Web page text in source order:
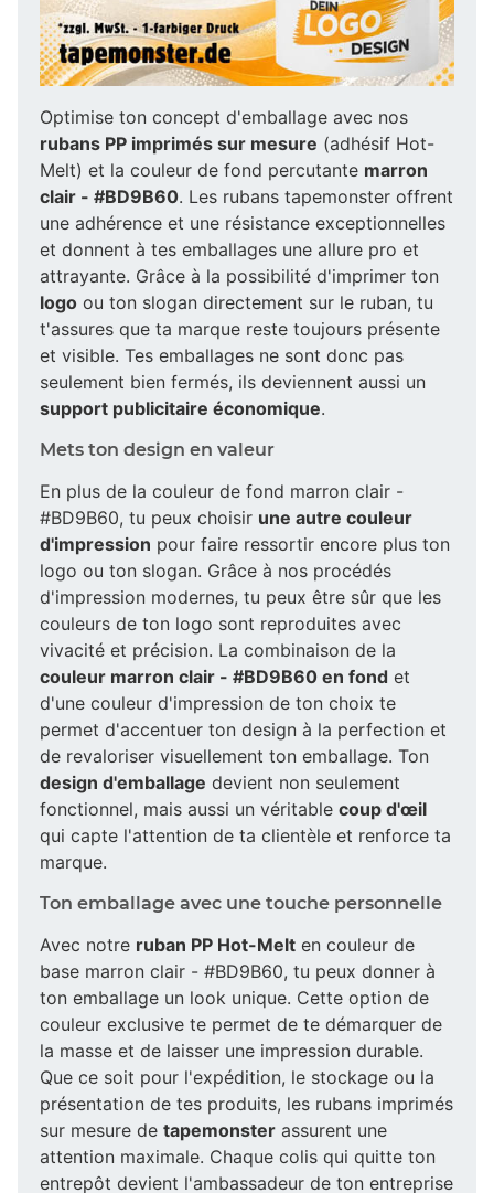
Optimise ton concept d'emballage avec nos
rubans PP imprimés sur mesure (adhésif Hot-
Melt) et la couleur de fond percutante marron
clair - #BD9B60. Les rubans tapemonster offrent
une adhérence et une résistance exceptionnelles
et donnent à tes emballages une allure pro et
attrayante. Grâce à la possibilité d'imprimer ton
logo ou ton slogan directement sur le ruban, tu
t'assures que ta marque reste toujours présente
et visible. Tes emballages ne sont donc pas
seulement bien fermés, ils deviennent aussi un
support publicitaire économique.
Mets ton design en valeur
En plus de la couleur de fond marron clair -
#BD9B60, tu peux choisir une autre couleur
d'impression pour faire ressortir encore plus ton
logo ou ton slogan. Grâce à nos procédés
d'impression modernes, tu peux être sûr que les
couleurs de ton logo sont reproduites avec
vivacité et précision. La combinaison de la
couleur marron clair - #BD9B60 en fond et
d'une couleur d'impression de ton choix te
permet d'accentuer ton design à la perfection et
de revaloriser visuellement ton emballage. Ton
design d'emballage devient non seulement
fonctionnel, mais aussi un véritable coup d'œil
qui capte l'attention de ta clientèle et renforce ta
marque.
Ton emballage avec une touche personnelle
Avec notre ruban PP Hot-Melt en couleur de
base marron clair - #BD9B60, tu peux donner à
ton emballage un look unique. Cette option de
couleur exclusive te permet de te démarquer de
la masse et de laisser une impression durable.
Que ce soit pour l'expédition, le stockage ou la
présentation de tes produits, les rubans imprimés
sur mesure de tapemonster assurent une
attention maximale. Chaque colis qui quitte ton
entrepôt devient l'ambassadeur de ton entreprise